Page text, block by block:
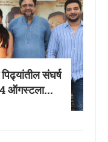
संघर्ष
ऑगस्टला...